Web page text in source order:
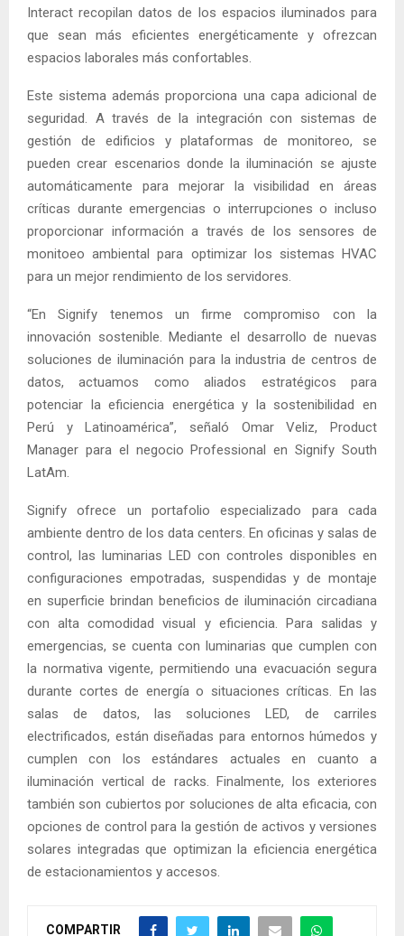
Interact recopilan datos de los espacios iluminados para
que sean más eficientes energéticamente y ofrezcan
espacios laborales más confortables.
Este sistema además proporciona una capa adicional de
seguridad. A través de la integración con sistemas de
gestión de edificios y plataformas de monitoreo, se
pueden crear escenarios donde la iluminación se ajuste
automáticamente para mejorar la visibilidad en áreas
críticas durante emergencias o interrupciones o incluso
proporcionar información a través de los sensores de
monitoeo ambiental para optimizar los sistemas HVAC
para un mejor rendimiento de los servidores.
“En Signify tenemos un firme compromiso con la
innovación sostenible. Mediante el desarrollo de nuevas
soluciones de iluminación para la industria de centros de
datos, actuamos como aliados estratégicos para
potenciar la eficiencia energética y la sostenibilidad en
Perú y Latinoamérica”, señaló Omar Veliz, Product
Manager para el negocio Professional en Signify South
LatAm.
Signify ofrece un portafolio especializado para cada
ambiente dentro de los data centers. En oficinas y salas de
control, las luminarias LED con controles disponibles en
configuraciones empotradas, suspendidas y de montaje
en superficie brindan beneficios de iluminación circadiana
con alta comodidad visual y eficiencia. Para salidas y
emergencias, se cuenta con luminarias que cumplen con
la normativa vigente, permitiendo una evacuación segura
durante cortes de energía o situaciones críticas. En las
salas de datos, las soluciones LED, de carriles
electrificados, están diseñadas para entornos húmedos y
cumplen con los estándares actuales en cuanto a
iluminación vertical de racks. Finalmente, los exteriores
también son cubiertos por soluciones de alta eficacia, con
opciones de control para la gestión de activos y versiones
solares integradas que optimizan la eficiencia energética
de estacionamientos y accesos.
COMPARTIR